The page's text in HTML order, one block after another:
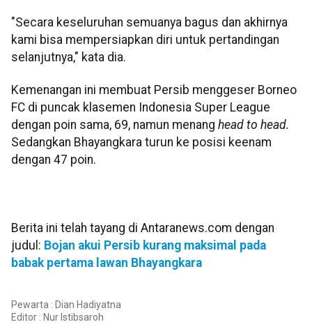
"Secara keseluruhan semuanya bagus dan akhirnya
kami bisa mempersiapkan diri untuk pertandingan
selanjutnya," kata dia.
Kemenangan ini membuat Persib menggeser Borneo
FC di puncak klasemen Indonesia Super League
dengan poin sama, 69, namun menang head to head.
Sedangkan Bhayangkara turun ke posisi keenam
dengan 47 poin.
Berita ini telah tayang di Antaranews.com dengan
judul: Bojan akui Persib kurang maksimal pada
babak pertama lawan Bhayangkara
Pewarta : Dian Hadiyatna
Editor : Nur Istibsaroh